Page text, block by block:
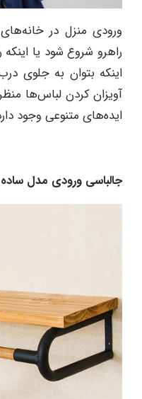
ورودی منزل در خانه‌های
راهرو شروع شود یا اینکه
اینکه بتوان به جلوی
آویزان کردن لباس‌ها
ایده‌های متنوعی وجود
جالباسی ورودی مدل ساده